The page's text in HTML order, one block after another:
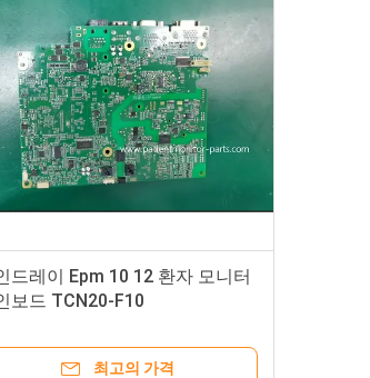
드레이 Epm 10 12 환자 모니터
보드 TCN20-F10
최고의 가격